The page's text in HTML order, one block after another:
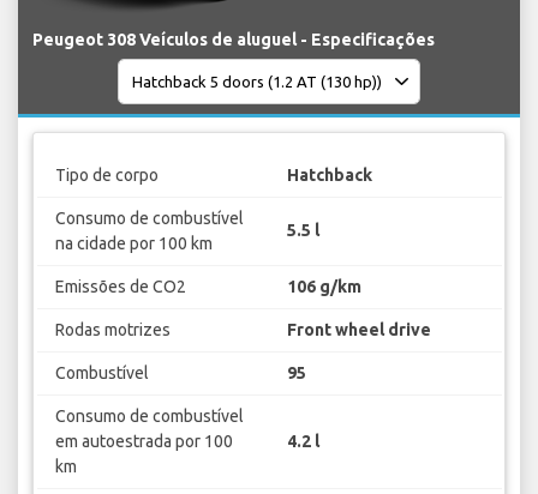
Peugeot 308 Veículos de aluguel - Especificações
Tipo de corpo Hatchback
Consumo de combustível
na cidade por 100 km
5.5 l
Emissões de CO2 106 g/km
Rodas motrizes Front wheel drive
Combustível 95
Consumo de combustível
em autoestrada por 100
km
4.2 l